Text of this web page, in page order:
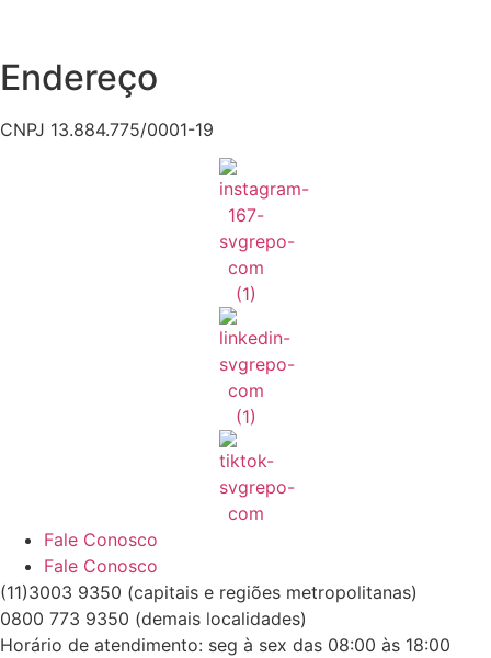
Endereço
CNPJ 13.884.775/0001-19
Fale Conosco
Fale Conosco
(11)3003 9350 (capitais e regiões metropolitanas)
0800 773 9350 (demais localidades)
Horário de atendimento: seg à sex das 08:00 às 18:00